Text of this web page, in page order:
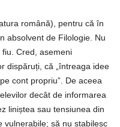
română), pentru că în
absolvent de Filologie. Nu
Cred, asemeni
dispăruți, că „întreaga idee
cont propriu”. De aceea
decât de informarea
liniștea sau tensiunea din
vulnerabile; să nu stabilesc